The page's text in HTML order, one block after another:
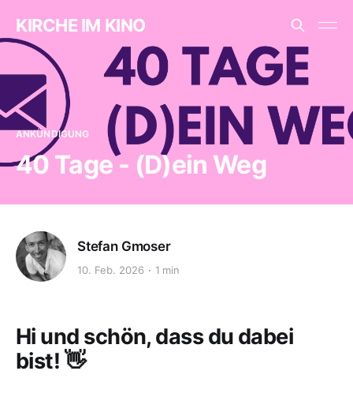
KIRCHE IM KINO
ANKÜNDIGUNG
40 Tage - (D)ein Weg
Stefan Gmoser
10. Feb. 2026 1 min
Hi und schön, dass du dabei
bist! 👋